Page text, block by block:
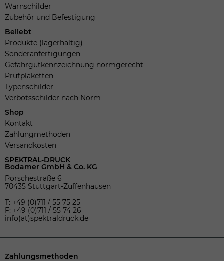
Warnschilder
Zubehör und Befestigung
Beliebt
Produkte (lagerhaltig)
Sonderanfertigungen
Gefahrgutkennzeichnung normgerecht
Prüfplaketten
Typenschilder
Verbotsschilder nach Norm
Shop
Kontakt
Zahlungmethoden
Versandkosten
SPEKTRAL-DRUCK
Bodamer GmbH & Co. KG
Porschestraße 6
70435 Stuttgart-Zuffenhausen
T: +49 (0)711 / 55 75 25
F: +49 (0)711 / 55 74 26
info(at)spektraldruck.de
Zahlungsmethoden